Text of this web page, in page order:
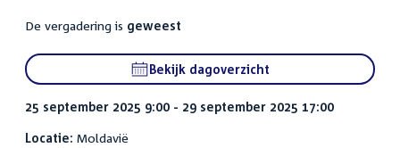
De vergadering is geweest
Bekijk dagoverzicht
25 september 2025 9:00 - 29 september 2025 17:00
Locatie: Moldavië